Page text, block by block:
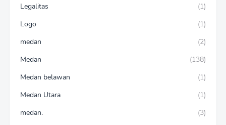
Legalitas
(1)
Logo
(1)
medan
(2)
Medan
(138)
Medan belawan
(1)
Medan Utara
(1)
medan.
(3)